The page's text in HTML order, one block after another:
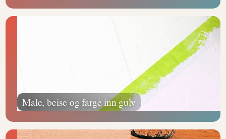
Male, beise og farge inn gulv